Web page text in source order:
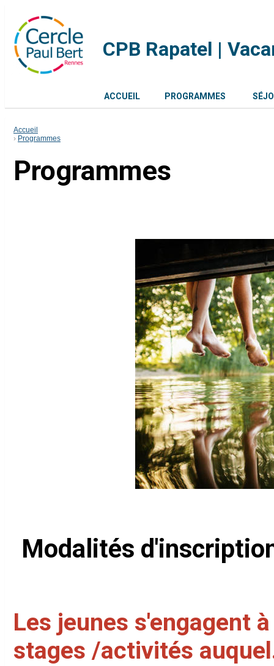
CPB Rapatel |
ACCUEIL PROGRAMMES
Accueil
Programmes
Programmes
Modalités
Les jeunes s'engagent
stages /activités